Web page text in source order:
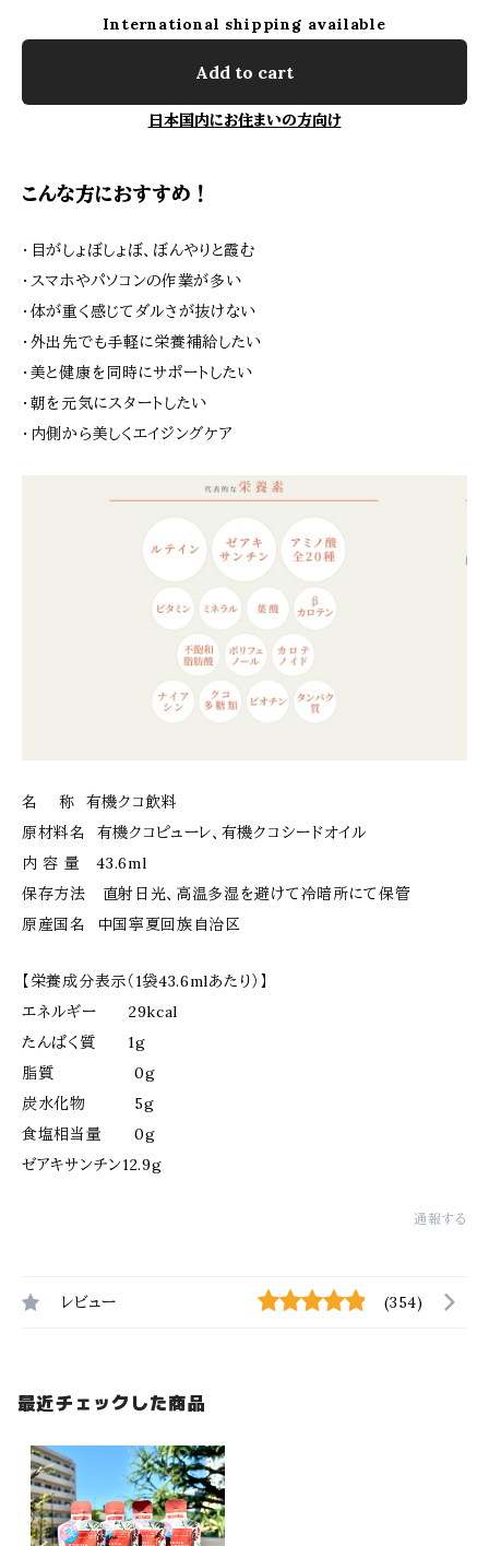
International shipping available
Add to cart
日本国内にお住まいの方向け
こんな方におすすめ！
・目がしょぼしょぼ、ぼんやりと霞む
・スマホやパソコンの作業が多い
・体が重く感じてダルさが抜けない
・外出先でも手軽に栄養補給したい
・美と健康を同時にサポートしたい
・朝を元気にスタートしたい
・内側から美しくエイジングケア
名 称 有機クコ飲料
原材料名 有機クコピューレ、有機クコシードオイル
内 容 量 43.6ml
保存方法 直射日光、高温多湿を避けて冷暗所にて保管
原産国名 中国寧夏回族自治区
【栄養成分表示（1袋43.6mlあたり）】
エネルギー 29kcal
たんぱく質 1g
脂質 0g
炭水化物 5g
食塩相当量 0g
ゼアキサンチン12.9g
通報する
レビュー (354)
最近チェックした商品